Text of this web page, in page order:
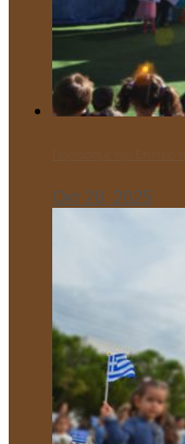
Οκτ 28, 2025